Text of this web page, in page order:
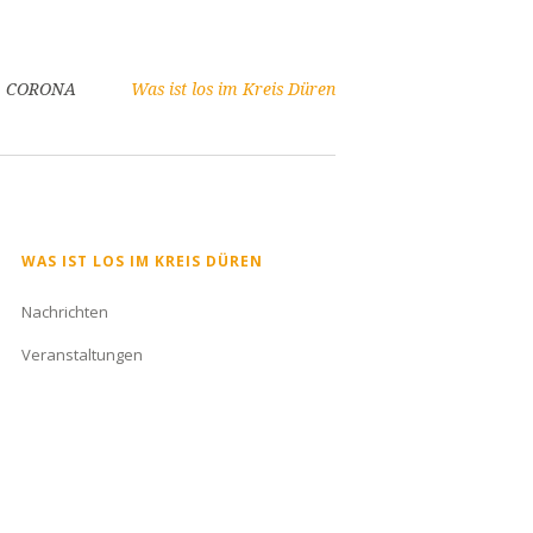
CORONA Was ist los im Kreis Düren
Navigation
WAS IST LOS IM KREIS DÜREN
Nachrichten
Veranstaltungen